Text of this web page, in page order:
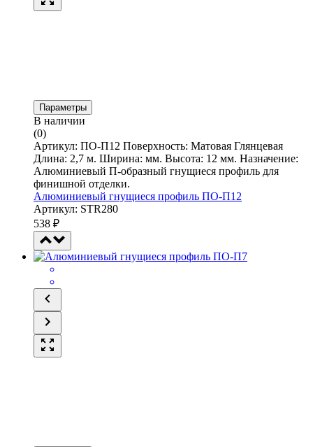
Параметры
В наличии
(0)
Артикул: ПО-П12 Поверхность: Матовая Глянцевая
Длина: 2,7 м. Ширина: мм. Высота: 12 мм. Назначение:
Алюминиевый П-образный гнущиеся профиль для
финишной отделки.
Алюминиевый гнущиеся профиль ПО-П12
Артикул: STR280
538 ₽